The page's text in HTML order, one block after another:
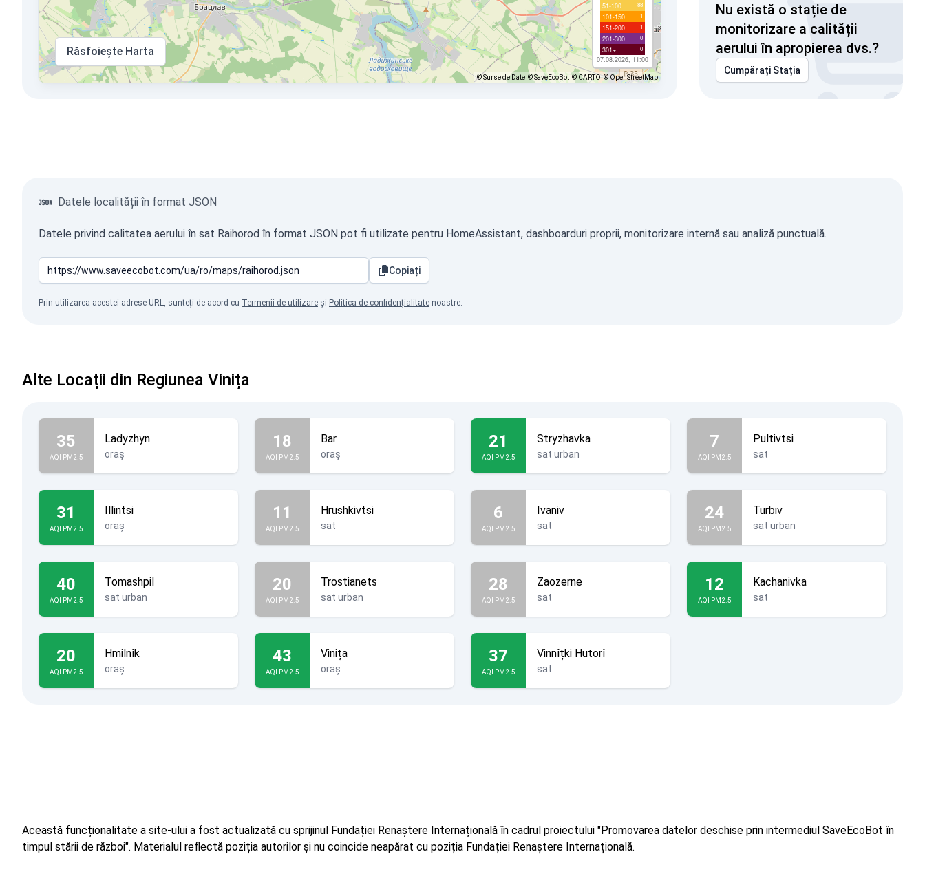
51-100 88
101-150 1
151-200 1
201-300 0
301+ 0
07.08.2026, 11:00
Răsfoiește Harta
©Surse de Date © SaveEcoBot © CARTO © OpenStreetMap
Nu există o stație de
monitorizare a calității
aerului în apropierea dvs.?
Cumpărați Stația
Datele localității în format JSON
Datele privind calitatea aerului în sat Raihorod în format JSON pot fi utilizate pentru HomeAssistant, dashboarduri proprii, monitorizare internă sau analiză punctuală.
Copiați
Prin utilizarea acestei adrese URL, sunteți de acord cu Termenii de utilizare și Politica de confidențialitate noastre.
Alte Locații din Regiunea Vinița
35
AQI PM2.5
Ladyzhyn
oraș
18
AQI PM2.5
Bar
oraș
21
AQI PM2.5
Stryzhavka
sat urban
7
AQI PM2.5
Pultivtsi
sat
31
AQI PM2.5
Illintsi
oraș
11
AQI PM2.5
Hrushkivtsi
sat
6
AQI PM2.5
Ivaniv
sat
24
AQI PM2.5
Turbiv
sat urban
40
AQI PM2.5
Tomashpil
sat urban
20
AQI PM2.5
Trostianets
sat urban
28
AQI PM2.5
Zaozerne
sat
12
AQI PM2.5
Kachanivka
sat
20
AQI PM2.5
Hmilnîk
oraș
43
AQI PM2.5
Vinița
oraș
37
AQI PM2.5
Vinnîțki Hutorî
sat
Această funcționalitate a site-ului a fost actualizată cu sprijinul Fundației Renaștere Internațională în cadrul proiectului "Promovarea datelor deschise prin intermediul SaveEcoBot în
timpul stării de război". Materialul reflectă poziția autorilor și nu coincide neapărat cu poziția Fundației Renaștere Internațională.